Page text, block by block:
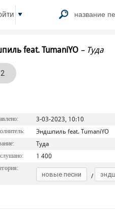
feat. TumaniYO – Туда
2
3-03-2023, 10:10
Эндшпиль feat. TumaniYO
Туда
1 400
новые песни /